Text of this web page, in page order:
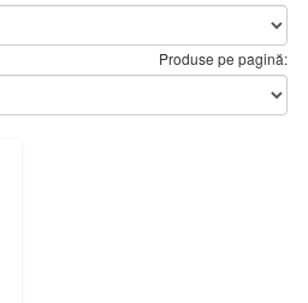
Produse pe pagină: